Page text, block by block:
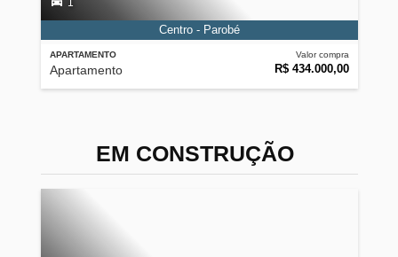
APARTAMENTO
Apartamento
Valor compra
R$ 434.000,00
1
Centro - Parobé
EM CONSTRUÇÃO